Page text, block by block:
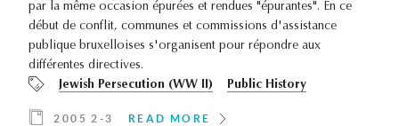
par la même occasion épurées et rendues "épurantes". En ce
début de conflit, communes et commissions d'assistance
publique bruxelloises s'organisent pour répondre aux
différentes directives.
Jewish Persecution (WW II)
Public History
2005 2-3 READ MORE